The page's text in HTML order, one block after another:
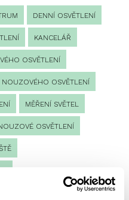
DENNÍ OSVĚTLENÍ
KANCELÁŘ
OSVĚTLENÍ
OSVĚTLENÍ
MĚŘENÍ SVĚTEL
OSVĚTLENÍ